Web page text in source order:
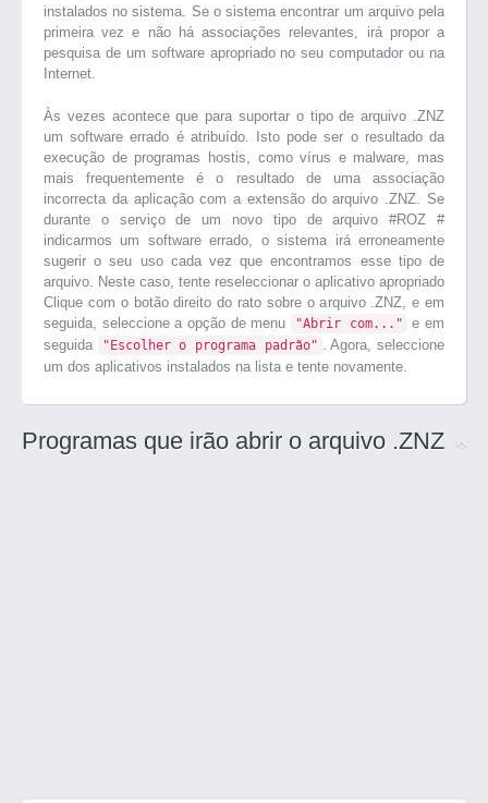
instalados no sistema. Se o sistema encontrar um arquivo pela
primeira vez e não há associações relevantes, irá propor a
pesquisa de um software apropriado no seu computador ou na
Internet.
Às vezes acontece que para suportar o tipo de arquivo .ZNZ
um software errado é atribuído. Isto pode ser o resultado da
execução de programas hostis, como vírus e malware, mas
mais frequentemente é o resultado de uma associação
incorrecta da aplicação com a extensão do arquivo .ZNZ. Se
durante o serviço de um novo tipo de arquivo #ROZ #
indicarmos um software errado, o sistema irá erroneamente
sugerir o seu uso cada vez que encontramos esse tipo de
arquivo. Neste caso, tente reseleccionar o aplicativo apropriado
Clique com o botão direito do rato sobre o arquivo .ZNZ, e em
seguida, seleccione a opção de menu
"Abrir com..."
e em
seguida
"Escolher o programa padrão" . Agora, seleccione
um dos aplicativos instalados na lista e tente novamente.
Programas que irão abrir o arquivo .ZNZ